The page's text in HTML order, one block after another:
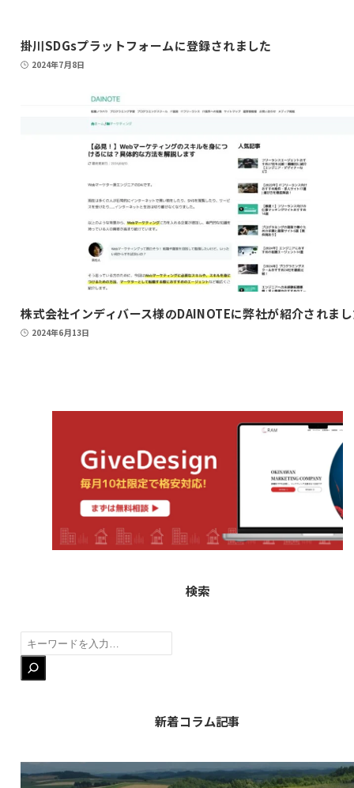
掛川SDGsプラットフォームに登録されました
2024年7月8日
株式会社インディバース様のDAINOTEに弊社が紹介されま
2024年6月13日
検索
検
索
新着コラム記事